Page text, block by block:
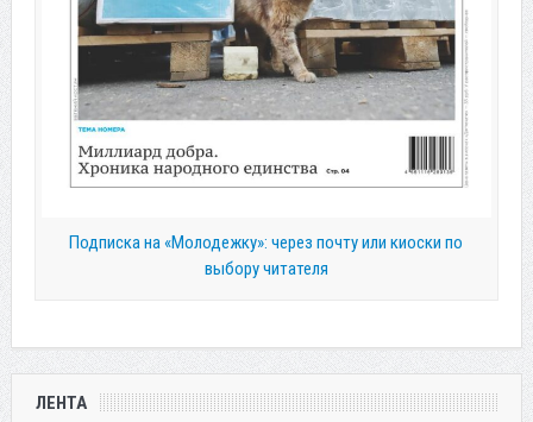
Подписка на «Молодежку»: через почту или киоски по
выбору читателя
ЛЕНТА